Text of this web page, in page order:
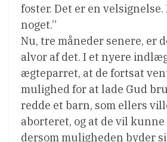
foster. Det er en
noget.”
Nu, tre måneder senere, er
alvor af det. I et nyere
ægteparret, at de fortsat
mulighed for at lade Gud
redde et barn, som ellers
aborteret, og at de vil kunne
dersom muligheden byder